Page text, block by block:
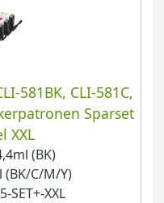
581BK, CLI-581C,
Sparset
XXL
(BK)
(BK/C/M/Y)
SET+-XXL